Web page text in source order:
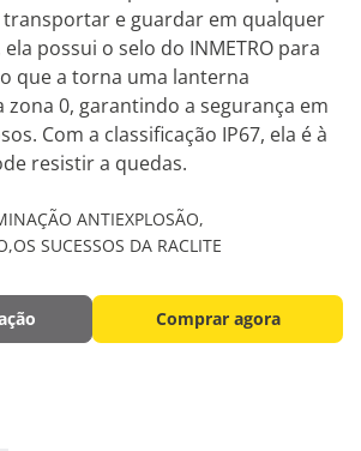
transportar e guardar em qualquer
possui o selo do INMETRO para
que a torna uma lanterna
0, garantindo a segurança em
Com a classificação IP67, ela é à
resistir a quedas.
ANTIEXPLOSÃO
OS SUCESSOS DA RACLITE
Comprar agora